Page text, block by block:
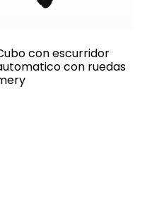
con escurridor
con ruedas